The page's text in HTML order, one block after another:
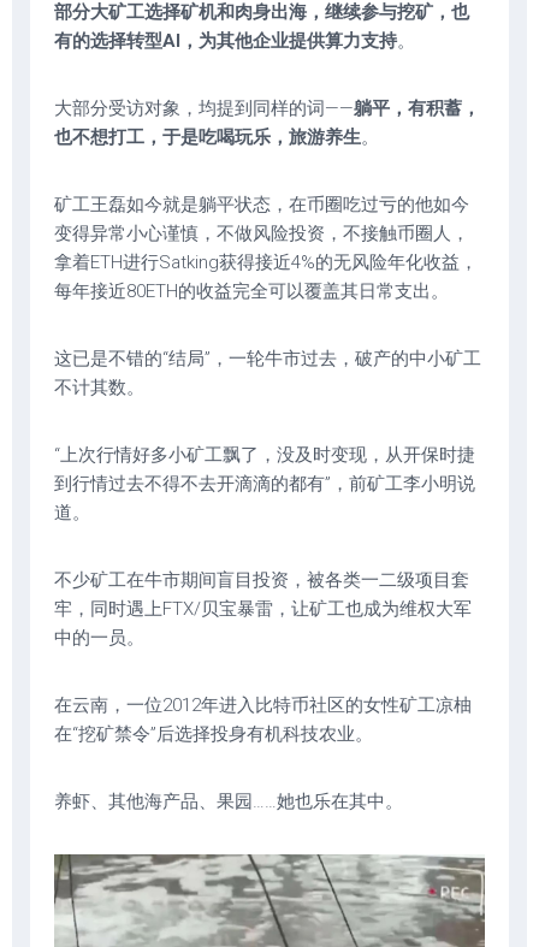
部分大矿工选择矿机和肉身出海，继续参与挖矿，也
有的选择转型AI，为其他企业提供算力支持。
大部分受访对象，均提到同样的词——躺平，有积蓄，
也不想打工，于是吃喝玩乐，旅游养生。
矿工王磊如今就是躺平状态，在币圈吃过亏的他如今
变得异常小心谨慎，不做风险投资，不接触币圈人，
拿着ETH进行Satking获得接近4%的无风险年化收益，
每年接近80ETH的收益完全可以覆盖其日常支出。
这已是不错的“结局”，一轮牛市过去，破产的中小矿工
不计其数。
“上次行情好多小矿工飘了，没及时变现，从开保时捷
到行情过去不得不去开滴滴的都有”，前矿工李小明说
道。
不少矿工在牛市期间盲目投资，被各类一二级项目套
牢，同时遇上FTX/贝宝暴雷，让矿工也成为维权大军
中的一员。
在云南，一位2012年进入比特币社区的女性矿工凉柚
在“挖矿禁令”后选择投身有机科技农业。
养虾、其他海产品、果园……她也乐在其中。